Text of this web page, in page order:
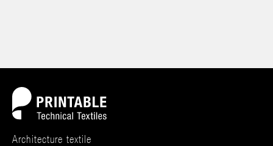
Architecture textile